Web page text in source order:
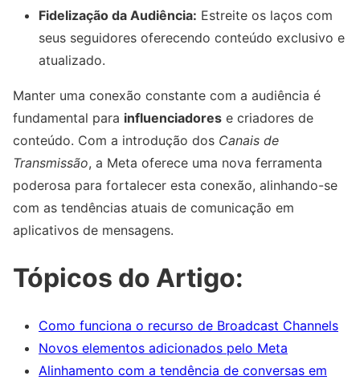
Fidelização da Audiência: Estreite os laços com
seus seguidores oferecendo conteúdo exclusivo e
atualizado.
Manter uma conexão constante com a audiência é
fundamental para influenciadores e criadores de
conteúdo. Com a introdução dos Canais de
Transmissão, a Meta oferece uma nova ferramenta
poderosa para fortalecer esta conexão, alinhando-se
com as tendências atuais de comunicação em
aplicativos de mensagens.
Tópicos do Artigo:
Como funciona o recurso de Broadcast Channels
Novos elementos adicionados pelo Meta
Alinhamento com a tendência de conversas em